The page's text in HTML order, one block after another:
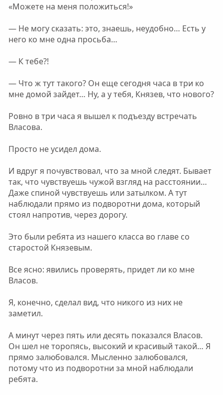
«Можете на меня положиться!»
— Не могу сказать: это, знаешь, неудобно… Есть у
него ко мне одна просьба…
— К тебе?!
— Что ж тут такого? Он еще сегодня часа в три ко
мне домой зайдет… Ну, а у тебя, Князев, что нового?
Ровно в три часа я вышел к подъезду встречать
Власова.
Просто не усидел дома.
И вдруг я почувствовал, что за мной следят. Бывает
так, что чувствуешь чужой взгляд на расстоянии…
Даже спиной чувствуешь или затылком. А тут
наблюдали прямо из подворотни дома, который
стоял напротив, через дорогу.
Это были ребята из нашего класса во главе со
старостой Князевым.
Все ясно: явились проверять, придет ли ко мне
Власов.
Я, конечно, сделал вид, что никого из них не
заметил.
А минут через пять или десять показался Власов.
Он шел не торопясь, высокий и красивый такой… Я
прямо залюбовался. Мысленно залюбовался,
потому что из подворотни за мной наблюдали
ребята.